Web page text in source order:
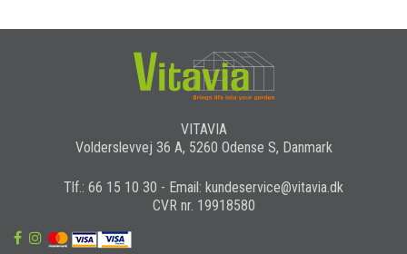
VITAVIA
Volderslevvej 36 A, 5260 Odense S, Danmark
Tlf.: 66 15 10 30 - Email: kundeservice@vitavia.dk
CVR nr. 19918580